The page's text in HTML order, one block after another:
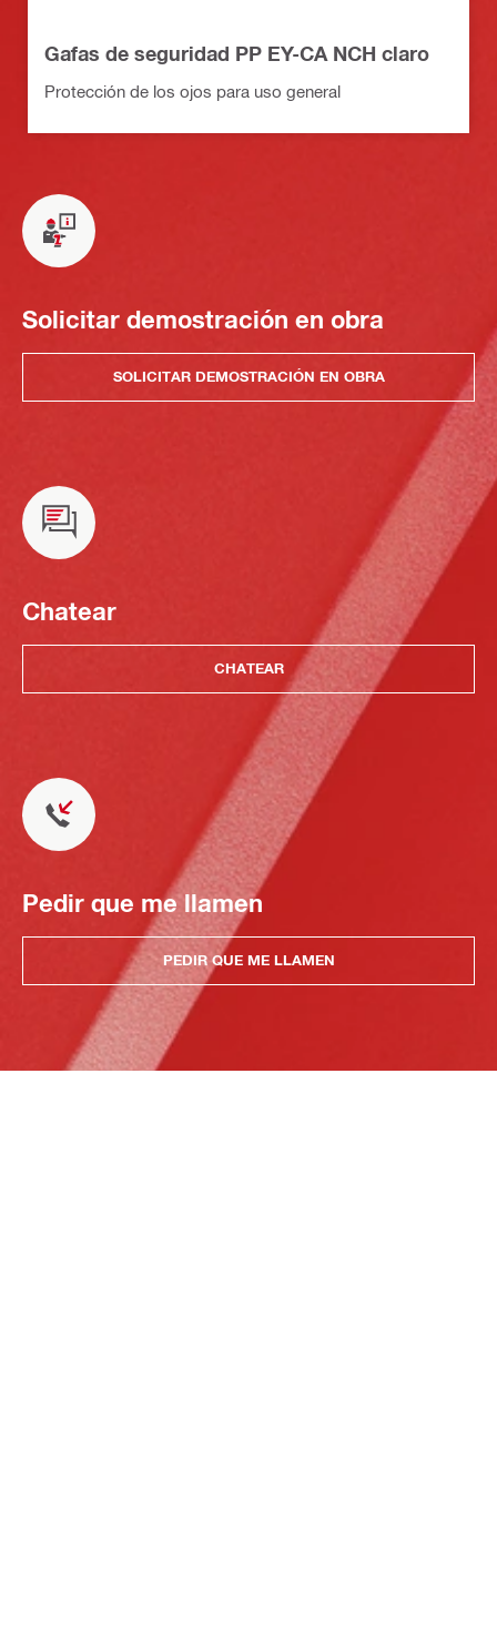
Gafas de seguridad PP EY-CA NCH claro
Protección de los ojos para uso general
Solicitar demostración en obra
SOLICITAR DEMOSTRACIÓN EN OBRA
Chatear
CHATEAR
Pedir que me llamen
PEDIR QUE ME LLAMEN